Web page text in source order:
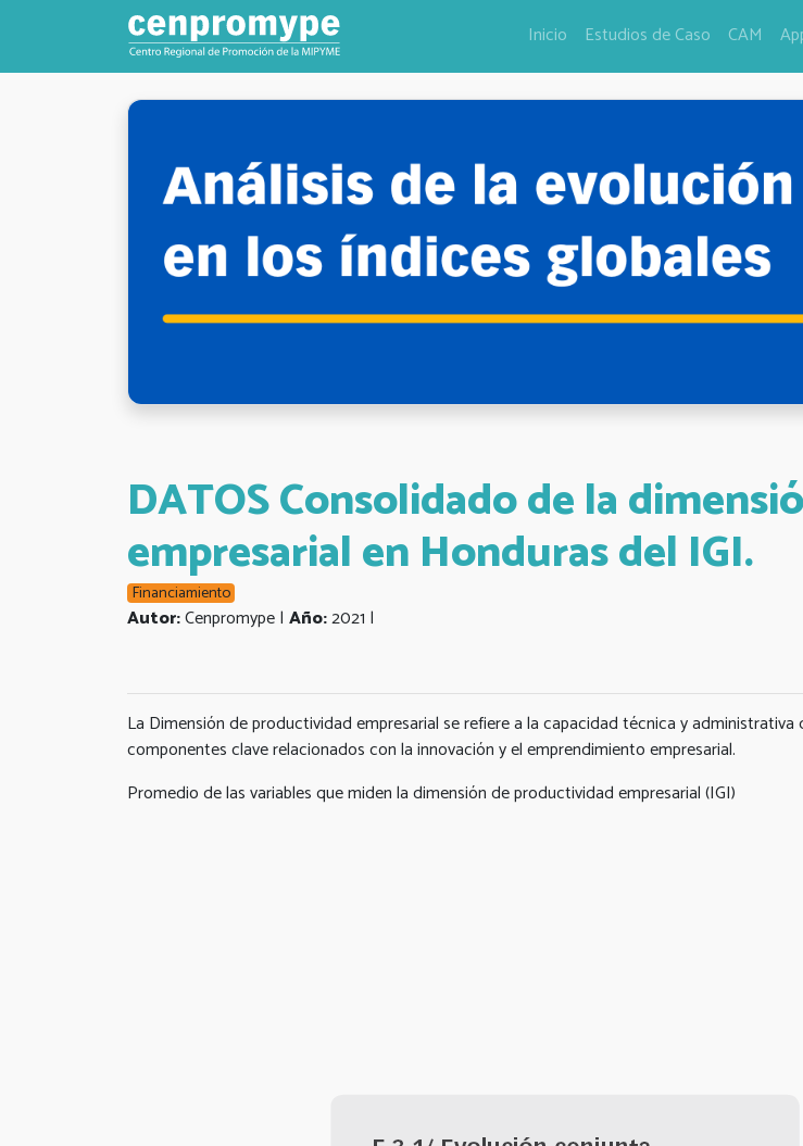
Inicio Estudios de Caso CAM
DATOS Consolidado de la
empresarial en Honduras del IGI.
Financiamiento
Autor:Cenpromype | Año:2021 |
La Dimensión de productividad empresarial se refiere a la capacidad técnica y
componentes clave relacionados con la innovación y el emprendimiento empresarial.
Promedio de las variables que miden la dimensión de productividad empresarial (IGI)